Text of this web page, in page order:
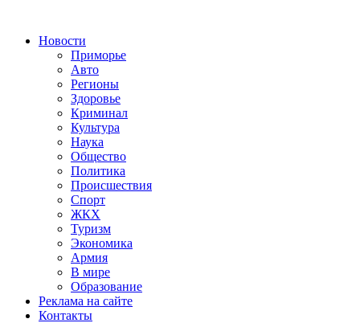
Новости
Приморье
Авто
Регионы
Здоровье
Криминал
Культура
Наука
Общество
Политика
Происшествия
Спорт
ЖКХ
Туризм
Экономика
Армия
В мире
Образование
Реклама на сайте
Контакты